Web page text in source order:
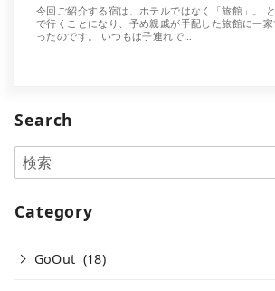
今回ご紹介する宿は、ホテルではなく「旅館」。
で行くことになり、予め親戚が手配した旅館に一
ったのです。 いつもは子連れで…
Search
Category
GoOut (18)